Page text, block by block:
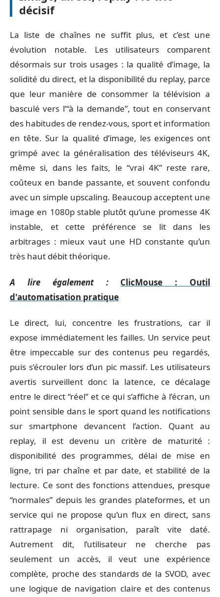
décisif
La liste de chaînes ne suffit plus, et c’est une
évolution notable. Les utilisateurs comparent
désormais sur trois usages : la qualité d’image, la
solidité du direct, et la disponibilité du replay, parce
que leur manière de consommer la télévision a
basculé vers l’“à la demande”, tout en conservant
des habitudes de rendez-vous, sport et information
en tête. Sur la qualité d’image, les exigences ont
grimpé avec la généralisation des téléviseurs 4K,
même si, dans les faits, le “vrai 4K” reste rare,
coûteux en bande passante, et souvent confondu
avec un simple upscaling. Beaucoup acceptent une
image en 1080p stable plutôt qu’une promesse 4K
instable, et cette préférence se lit dans les
arbitrages : mieux vaut une HD constante qu’un
très haut débit théorique.
A lire également :
ClicMouse : Outil
d'automatisation pratique
Le direct, lui, concentre les frustrations, car il
expose immédiatement les failles. Un service peut
être impeccable sur des contenus peu regardés,
puis s’écrouler lors d’un pic massif. Les utilisateurs
avertis surveillent donc la latence, ce décalage
entre le direct “réel” et ce qui s’affiche à l’écran, un
point sensible dans le sport quand les notifications
sur smartphone devancent l’action. Quant au
replay, il est devenu un critère de maturité :
disponibilité des programmes, délai de mise en
ligne, tri par chaîne et par date, et stabilité de la
lecture. Ce sont des fonctions attendues, presque
“normales” depuis les grandes plateformes, et un
service qui ne propose qu’un flux en direct, sans
rattrapage ni organisation, paraît vite daté.
Autrement dit, l’utilisateur ne cherche pas
seulement un accès, il veut une expérience
complète, proche des standards de la SVOD, avec
une logique de navigation claire et des contenus